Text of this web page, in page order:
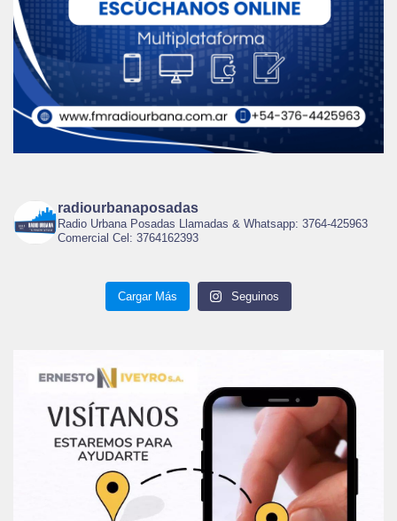
radiourbanaposadas
Radio Urbana Posadas Llamadas & Whatsapp: 3764-425963
Comercial Cel: 3764162393
Cargar Más Seguinos